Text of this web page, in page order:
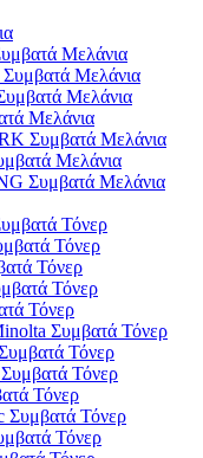
Μελάνια
Μελάνια
Μελάνια
Μελάνια
Συμβατά Μελάνια
Μελάνια
Συμβατά Μελάνια
Τόνερ
Τόνερ
Τόνερ
Τόνερ
Τόνερ
Συμβατά Τόνερ
Τόνερ
Τόνερ
Τόνερ
Συμβατά Τόνερ
Τόνερ